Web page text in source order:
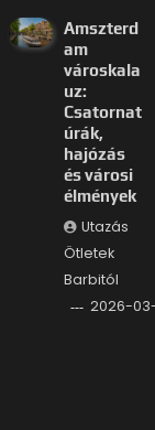
Amszterd
am
városkala
uz:
Csatornat
úrák,
hajózás
és városi
élmények
Utazás
Ötletek
Barbitól
2026-